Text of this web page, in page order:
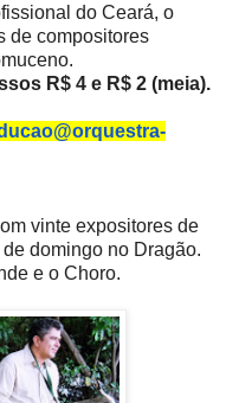
do Ceará, o
de compositores
R$ 4 e R$ 2 (meia).
vinte expositores de
domingo no Dragão.
e o Choro.